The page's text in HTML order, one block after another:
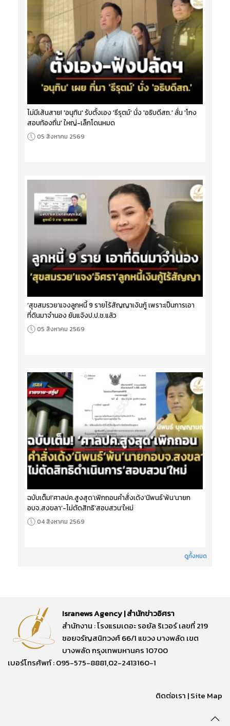
ไม่มีเส้นสาย! 'อนุทิน' รับตั้งเอง 'ธีรุตม์' นั่ง 'อธิบดีสถ.' ลั่น 'โกง
สอบท้องถิ่น' ใหญ่-เล็กโดนหมด
05 สิงหาคม 2569
‘สุขสมรวย’แจงลูกหนี้ 9 รายไร้สัญญาเงินกู้ เพราะเป็นการเอา
ที่ดินมาจำนอง ยันแจ้งป.ป.ช.แล้ว
05 สิงหาคม 2569
ฉบับเต็ม!‘ศาลปค.สูงสุด’เพิกถอนคำสั่งเด้ง‘นิพนธ์’พ้น‘นายก
อบจ.สงขลา’-ไม่ตัดสิทธิ‘สอบสวน’ใหม่
04 สิงหาคม 2569
ดูทั้งหมด
Isranews Agency | สำนักข่าวอิศรา
สำนักงาน : โรงแรมเดอะ รอยัล ริเวอร์ เลขที่ 219
ซอยจรัญสนิทวงศ์ 66/1 แขวง บางพลัด เขต
บางพลัด กรุงเทพมหานคร 10700
เบอร์โทรศัพท์ : 095-575-8881,02-2413160-1
ติดต่อเรา |Site Map